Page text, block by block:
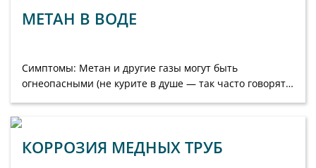
МЕТАН В ВОДЕ
Симптомы: Метан и другие газы могут быть
огнеопасными (не курите в душе — так часто говорят в
КОРРОЗИЯ МЕДНЫХ ТРУБ